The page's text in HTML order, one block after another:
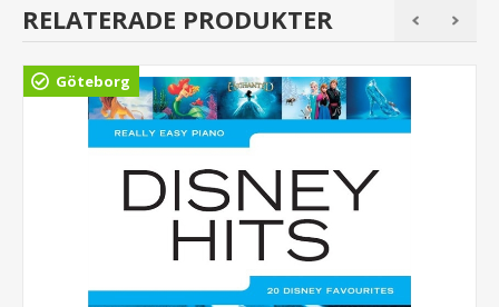
RELATERADE PRODUKTER
Göteborg